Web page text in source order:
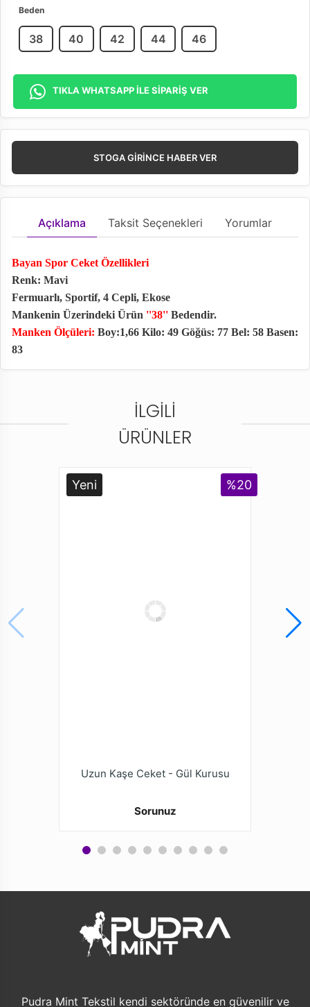
Beden
38 40 42 44 46
TIKLA WHATSAPP İLE SİPARİŞ VER
STOGA GIRINCE HABER VER
Açıklama Taksit Seçenekleri Yorumlar
Bayan Spor Ceket Özellikleri
Renk: Mavi
Fermuarlı, Sportif, 4 Cepli, Ekose
Mankenin Üzerindeki Ürün ''38'' Bedendir.
Manken Ölçüleri: Boy:1,66 Kilo: 49 Göğüs: 77 Bel: 58 Basen:
83
İLGILI
ÜRÜNLER
Yeni %20
Uzun Kaşe Ceket - Gül Kurusu
Sorunuz
Pudra Mint Tekstil kendi sektöründe en güvenilir ve